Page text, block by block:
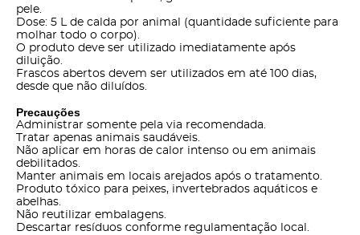
pele.
Dose: 5 L de calda por animal (quantidade suficiente para
molhar todo o corpo).
O produto deve ser utilizado imediatamente após
diluição.
Frascos abertos devem ser utilizados em até 100 dias,
desde que não diluídos.
Precauções
Administrar somente pela via recomendada.
Tratar apenas animais saudáveis.
Não aplicar em horas de calor intenso ou em animais
debilitados.
Manter animais em locais arejados após o tratamento.
Produto tóxico para peixes, invertebrados aquáticos e
abelhas.
Não reutilizar embalagens.
Descartar resíduos conforme regulamentação local.